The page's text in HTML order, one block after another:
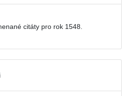
citáty pro rok 1548.